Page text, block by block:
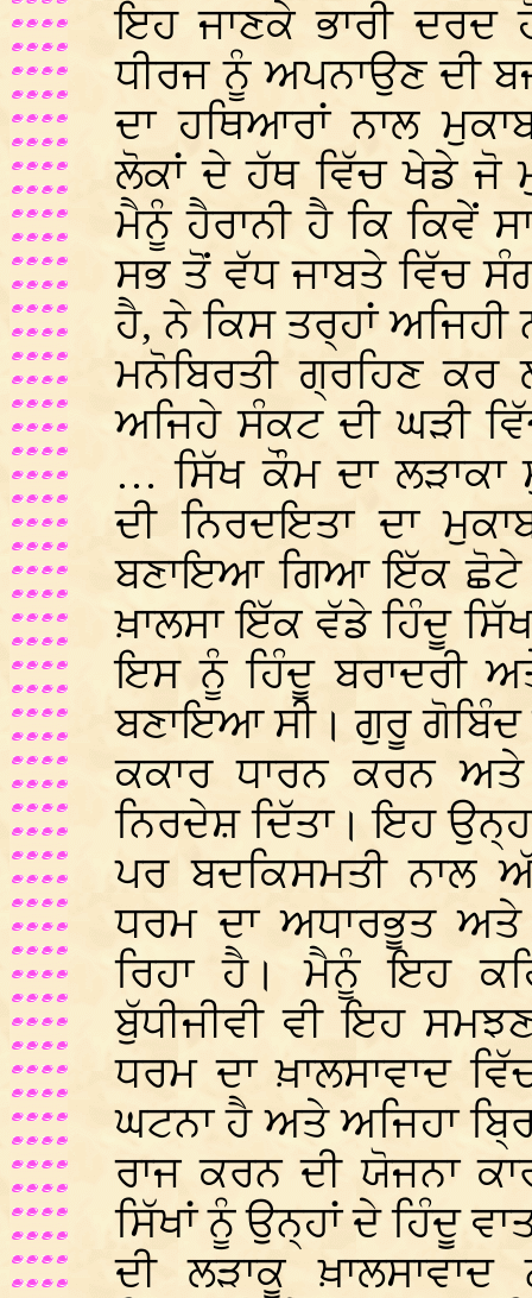
ਇਹ ਜਾਣਕੇ ਭਾਰੀ
ਧੀਰਜ ਨੂੰ ਅਪਨਾਉਣ ਦੀ
ਦਾ ਹਥਿਆਰਾਂ ਨਾਲ
ਲੋਕਾਂ ਦੇ ਹੱਥ ਵਿੱਚ ਖੇਡੇ ਜੋ
ਮੈਨੂੰ ਹੈਰਾਨੀ ਹੈ ਕਿ ਕਿਵੇਂ
ਸਭ ਤੋਂ ਵੱਧ ਜਾਬਤੇ ਵਿੱਚ
ਹੈ, ਨੇ ਕਿਸ ਤਰ੍ਹਾਂ ਅਜਿਹੀ
ਮਨੋਬਿਰਤੀ ਗ੍ਰਹਿਣ
ਅਜਿਹੇ ਸੰਕਟ ਦੀ ਘੜੀ
… ਸਿੱਖ ਕੌਮ ਦਾ ਲੜਾਕਾ
ਦੀ ਨਿਰਦਇਤਾ ਦਾ
ਬਣਾਇਆ ਗਿਆ ਇੱਕ ਛੋਟੇ
ਖ਼ਾਲਸਾ ਇੱਕ ਵੱਡੇ ਹਿੰਦੂ
ਇਸ ਨੂੰ ਹਿੰਦੂ ਬਰਾਦਰੀ
ਬਣਾਇਆ ਸੀ। ਗੁਰੂ ਗੋਬਿੰਦ
ਕਕਾਰ ਧਾਰਨ ਕਰਨ ਅਤੇ
ਨਿਰਦੇਸ਼ ਦਿੱਤਾ। ਇਹ
ਪਰ ਬਦਕਿਸਮਤੀ ਨਾਲ
ਧਰਮ ਦਾ ਅਧਾਰਭੂਤ
ਰਿਹਾ ਹੈ। ਮੈਨੂੰ ਇਹ
ਬੁੱਧੀਜੀਵੀ ਵੀ ਇਹ
ਧਰਮ ਦਾ ਖ਼ਾਲਸਾਵਾਦ
ਘਟਨਾ ਹੈ ਅਤੇ ਅਜਿਹਾ
ਰਾਜ ਕਰਨ ਦੀ ਯੋਜਨਾ
ਸਿੱਖਾਂ ਨੂੰ ਉਨ੍ਹਾਂ ਦੇ ਹਿੰਦੂ
ਦੀ ਲੜਾਕੂ